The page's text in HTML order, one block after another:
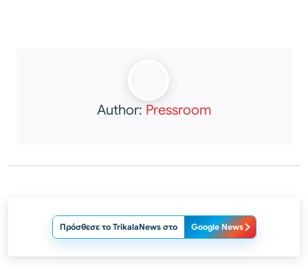
Author: Pressroom
Πρόσθεσε το TrikalaNews στο Google News